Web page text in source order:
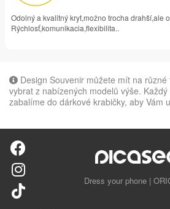
Odolný a kvalitný kryt,možno trocha drahší,ale
Rýchlosť,komunikacia,flexibilita..
Design Souvenir můžete mít na
vybrat z nabízených modelů výše.
zabalíme do dárkové krabičky, aby Vám
Dress your phone |